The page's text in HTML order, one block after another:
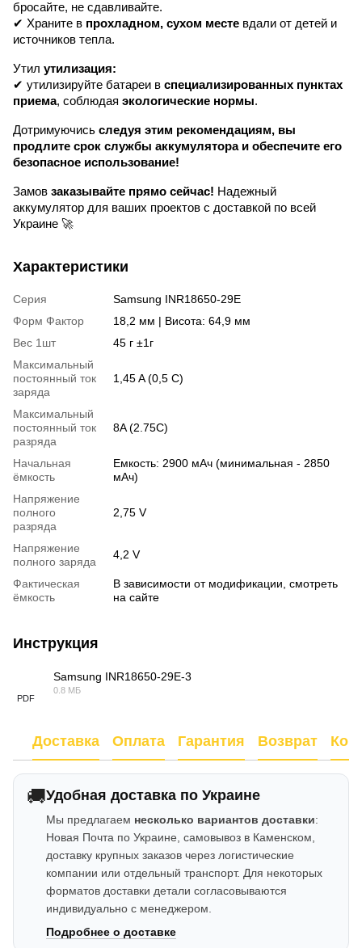
бросайте, не сдавливайте.
✔ Храните в прохладном, сухом месте вдали от детей и
источников тепла.
Утил утилизация:
✔ утилизируйте батареи в специализированных пунктах
приема, соблюдая экологические нормы.
Дотримуючись следуя этим рекомендациям, вы
продлите срок службы аккумулятора и обеспечите его
безопасное использование!
Замов заказывайте прямо сейчас! Надежный
аккумулятор для ваших проектов с доставкой по всей
Украине 🚀
Характеристики
Серия
Samsung INR18650-29E
Форм Фактор
18,2 мм | Висота: 64,9 мм
Вес 1шт
45 г ±1г
Максимальный
постоянный ток
заряда
1,45 A (0,5 C)
Максимальный
постоянный ток
разряда
8A (2.75C)
Начальная
ёмкость
Емкость: 2900 мАч (минимальная - 2850
мАч)
Напряжение
полного
разряда
2,75 V
Напряжение
полного заряда
4,2 V
Фактическая
ёмкость
В зависимости от модификации, смотреть
на сайте
Инструкция
PDF
Samsung INR18650-29E-3
0.8 МБ
Доставка Оплата Гарантия Возврат
🚚Удобная доставка по Украине
Мы предлагаем несколько вариантов доставки:
Новая Почта по Украине, самовывоз в Каменском,
доставку крупных заказов через логистические
компании или отдельный транспорт. Для некоторых
форматов доставки детали согласовываются
индивидуально с менеджером.
Подробнее о доставке